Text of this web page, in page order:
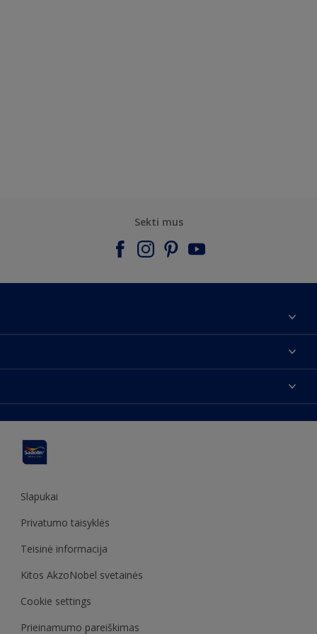
Sekti mus
Susisiekti su mumis
Produktai
Įkvėpimas
Dekoravimo patarimai
Sadolin Metų spalva
Slapukai
Privatumo taisyklės
Teisinė informacija
Kitos AkzoNobel svetainės
Cookie settings
Prieinamumo pareiškimas